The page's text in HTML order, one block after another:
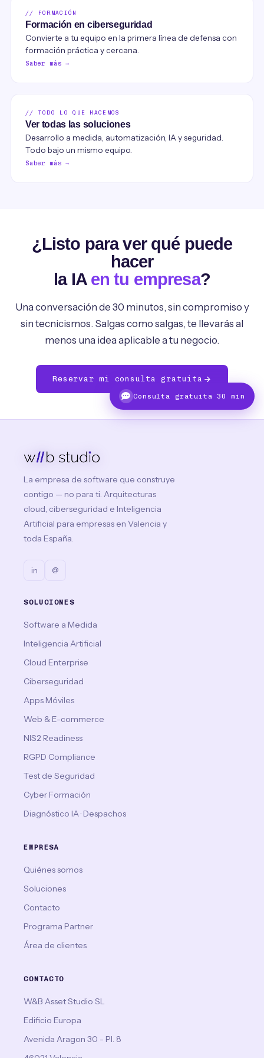
// FORMACIÓN
Formación en ciberseguridad
Convierte a tu equipo en la primera línea de defensa con
formación práctica y cercana.
Saber más →
// TODO LO QUE HACEMOS
Ver todas las soluciones
Desarrollo a medida, automatización, IA y seguridad.
Todo bajo un mismo equipo.
Saber más →
¿Listo para ver qué puede
hacer
la IA en tu empresa?
Una conversación de 30 minutos, sin compromiso y
sin tecnicismos. Salgas como salgas, te llevarás al
menos una idea aplicable a tu negocio.
Reservar mi consulta gratuita
Consulta gratuita 30 min
La empresa de software que construye
contigo — no para ti. Arquitecturas
cloud, ciberseguridad e Inteligencia
Artificial para empresas en Valencia y
toda España.
in @
SOLUCIONES
Software a Medida
Inteligencia Artificial
Cloud Enterprise
Ciberseguridad
Apps Móviles
Web & E-commerce
NIS2 Readiness
RGPD Compliance
Test de Seguridad
Cyber Formación
Diagnóstico IA · Despachos
EMPRESA
Quiénes somos
Soluciones
Contacto
Programa Partner
Área de clientes
CONTACTO
W&B Asset Studio SL
Edificio Europa
Avenida Aragon 30 - Pl. 8